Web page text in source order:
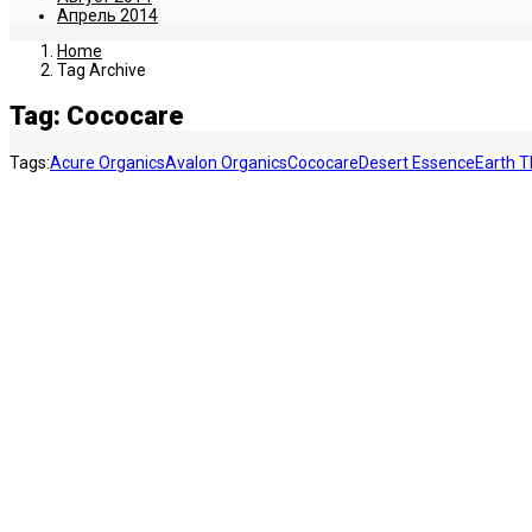
Апрель 2014
Home
Tag Archive
Tag: Cococare
Tags:Acure OrganicsAvalon OrganicsCococareDesert EssenceEarth